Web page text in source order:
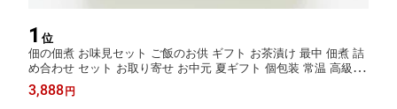
1 位
佃の佃煮 お味見セット ご飯のお供 ギフト お茶漬け 最中 佃煮 詰
め合わせ セット お取り寄せ お中元 夏ギフト 個包装 常温 高級 プ
レゼント 無添加 金沢 お茶漬けの素 器 内祝い 贈り物 お父さん 誕
生日プレゼント 子供 ヒルナンデス 器茶漬け
3,888 円